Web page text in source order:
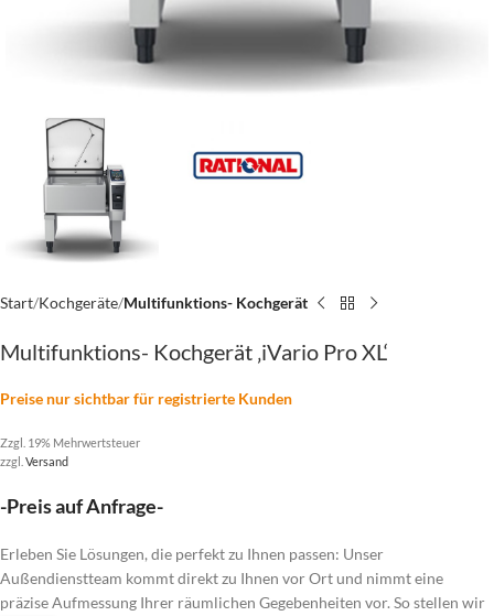
Start Kochgeräte Multifunktions- Kochgerät
Multifunktions- Kochgerät ‚iVario Pro XL‘
Preise nur sichtbar für registrierte Kunden
Zzgl. 19% Mehrwertsteuer
zzgl. Versand
-Preis auf Anfrage-
Erleben Sie Lösungen, die perfekt zu Ihnen passen: Unser
Außendienstteam kommt direkt zu Ihnen vor Ort und nimmt eine
präzise Aufmessung Ihrer räumlichen Gegebenheiten vor. So stellen wir